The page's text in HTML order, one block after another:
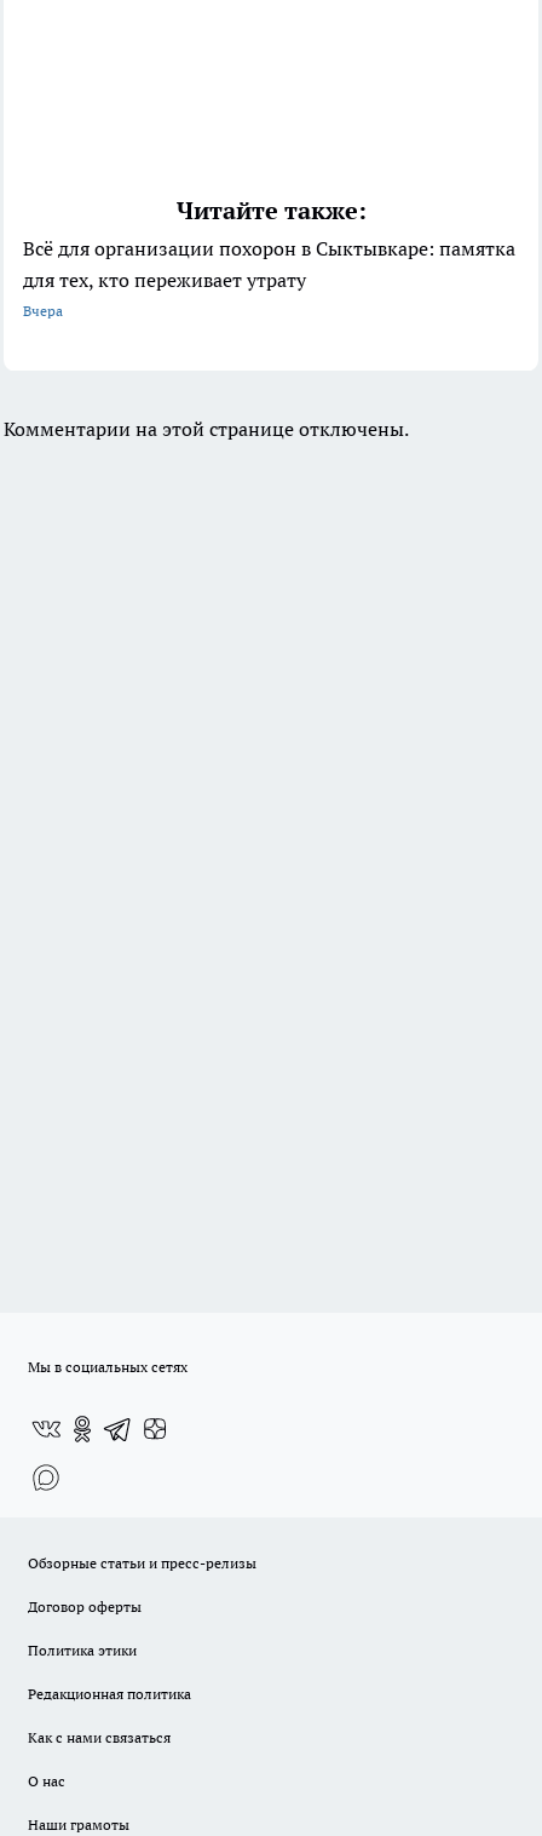
Читайте также:
Всё для организации похорон в Сыктывкаре: памятка
для тех, кто переживает утрату
Вчера
Комментарии на этой странице отключены.
Мы в социальных сетях
Обзорные статьи и пресс-релизы
Договор оферты
Политика этики
Редакционная политика
Как с нами связаться
О нас
Наши грамоты